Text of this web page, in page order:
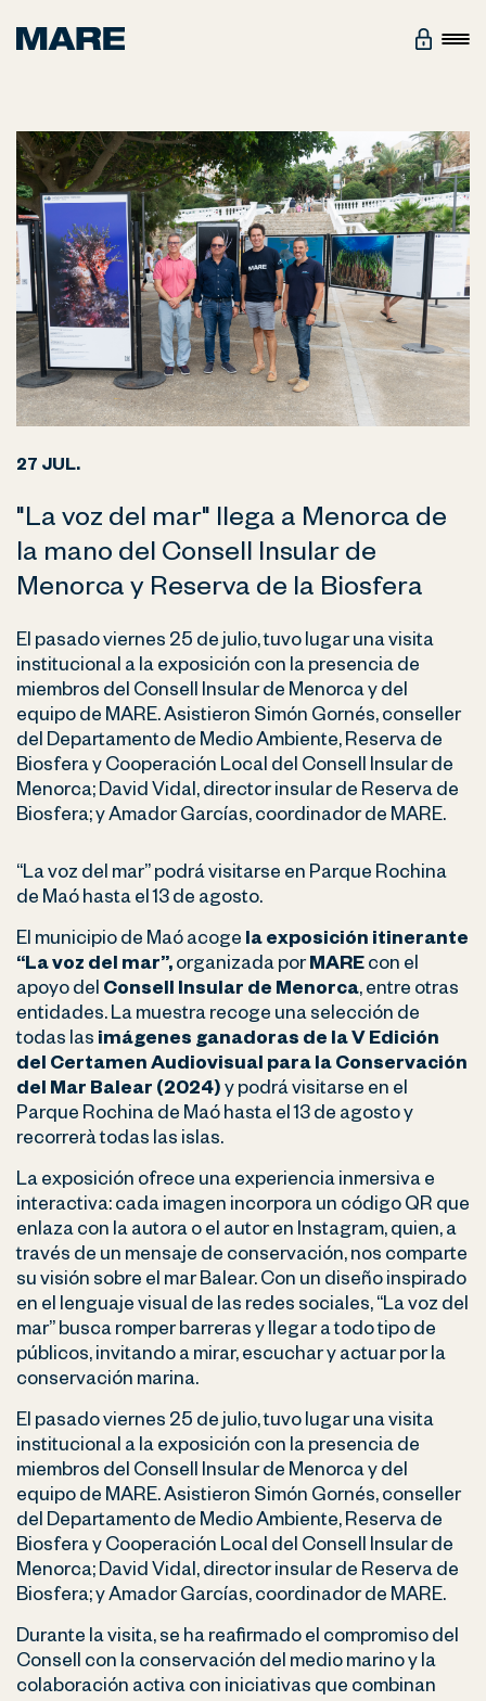
27 JUL.
"La voz del mar" llega a Menorca de
la mano del Consell Insular de
Menorca y Reserva de la Biosfera
El pasado viernes 25 de julio, tuvo lugar una visita
institucional a la exposición con la presencia de
miembros del Consell Insular de Menorca y del
equipo de MARE. Asistieron Simón Gornés, conseller
del Departamento de Medio Ambiente, Reserva de
Biosfera y Cooperación Local del Consell Insular de
Menorca; David Vidal, director insular de Reserva de
Biosfera; y Amador Garcías, coordinador de MARE.
“La voz del mar” podrá visitarse en Parque Rochina
de Maó hasta el 13 de agosto.
El municipio de Maó acoge la exposición itinerante
“La voz del mar”, organizada porMARE con el
apoyo del Consell Insular de Menorca, entre otras
entidades. La muestra recoge una selección de
todas las imágenes ganadoras de la V Edición
del Certamen Audiovisual para la Conservación
del Mar Balear (2024) y podrá visitarse en el
Parque Rochina de Maó hasta el 13 de agosto y
recorrerà todas las islas.
La exposición ofrece una experiencia inmersiva e
interactiva: cada imagen incorpora un código QR que
enlaza con la autora o el autor en Instagram, quien, a
través de un mensaje de conservación, nos comparte
su visión sobre el mar Balear. Con un diseño inspirado
en el lenguaje visual de las redes sociales, “La voz del
mar” busca romper barreras y llegar a todo tipo de
públicos, invitando a mirar, escuchar y actuar por la
conservación marina.
El pasado viernes 25 de julio, tuvo lugar una visita
institucional a la exposición con la presencia de
miembros del Consell Insular de Menorca y del
equipo de MARE. Asistieron Simón Gornés, conseller
del Departamento de Medio Ambiente, Reserva de
Biosfera y Cooperación Local del Consell Insular de
Menorca; David Vidal, director insular de Reserva de
Biosfera; y Amador Garcías, coordinador de MARE.
Durante la visita, se ha reafirmado el compromiso del
Consell con la conservación del medio marino y la
colaboración activa con iniciativas que combinan